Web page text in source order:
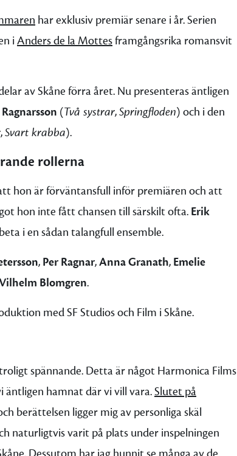
har exklusiv premiär senare i år. Serien
i Anders de la Mottesframgångsrika romansvit
av Skåne förra året. Nu presenteras äntligen
(Två systrar,Springfloden) och i den
,Svart krabba).
rollerna
hon är förväntansfull inför premiären och att
hon inte fått chansen till särskilt ofta. Erik
i en sådan talangfull ensemble.
, Per Ragnar,Anna Granath, Emelie
Blomgren.
med SF Studios och Film i Skåne.
spännande. Detta är något Harmonica Films
äntligen hamnat där vi vill vara.Slutet på
berättelsen ligger mig av personliga skäl
naturligtvis varit på plats under inspelningen